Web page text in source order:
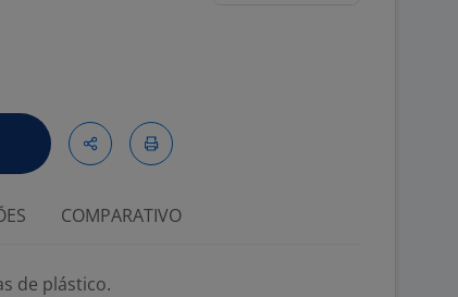
COMPARATIVO
de plástico.